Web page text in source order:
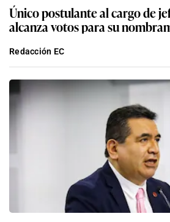
Único postulante al cargo de
alcanza votos para su
Redacción EC